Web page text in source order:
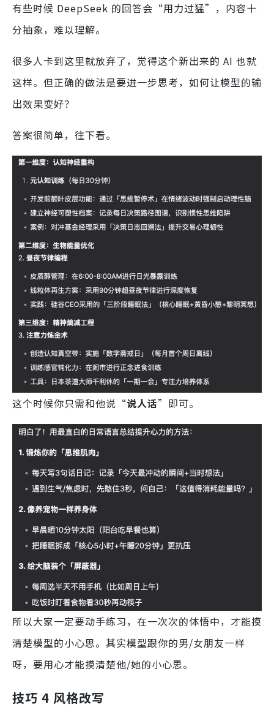
有些时候 DeepSeek 的回答会“用力过猛”，内容十
分抽象，难以理解。
很多人卡到这里就放弃了，觉得这个新出来的 AI 也就
这样。但正确的做法是要进一步思考，如何让模型的输
出效果变好？
答案很简单，往下看。
这个时候你只需和他说“说人话”即可。
所以大家一定要动手练习，在一次次的体悟中，才能摸
清楚模型的小心思。其实模型跟你的男/女朋友一样
呀，要用心才能摸清楚他/她的小心思。
技巧 4 风格改写